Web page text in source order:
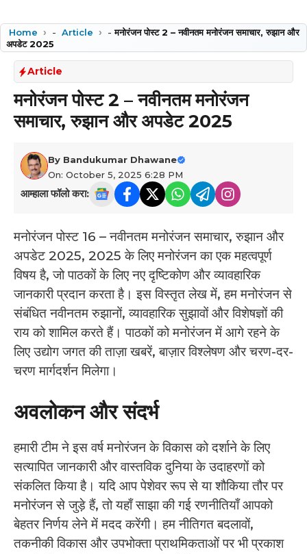
Home - Article -मनोरंजन पोस्ट 2 – नवीनतम मनोरंजन समाचार, रुझान और
अपडेट 2025
Article
मनोरंजन पोस्ट 2 – नवीनतम मनोरंजन
समाचार, रुझान और अपडेट 2025
By Bandukumar Dhawane
On: October 5, 2025 6:28 PM
आम्हाला फॉलो करा:
मनोरंजन पोस्ट 16 – नवीनतम मनोरंजन समाचार, रुझान और
अपडेट 2025, 2025 के लिए मनोरंजन का एक महत्वपूर्ण
विषय है, जो पाठकों के लिए नए दृष्टिकोण और व्यावहारिक
जानकारी प्रदान करता है। इस विस्तृत लेख में, हम मनोरंजन से
संबंधित नवीनतम रुझानों, व्यावहारिक सुझावों और विशेषज्ञों की
राय को शामिल करते हैं। पाठकों को मनोरंजन में आगे रहने के
लिए उद्योग जगत की ताज़ा खबरें, बाज़ार विश्लेषण और चरण-दर-
चरण मार्गदर्शन मिलेगा।
अवलोकन और संदर्भ
हमारी टीम ने इस वर्ष मनोरंजन के विकास को दर्शाने के लिए
सत्यापित जानकारी और वास्तविक दुनिया के उदाहरणों को
संकलित किया है। यदि आप पेशेवर रूप से या शौकिया तौर पर
मनोरंजन से जुड़े हैं, तो यहाँ साझा की गई रणनीतियाँ आपको
बेहतर निर्णय लेने में मदद करेंगी। हम नीतिगत बदलावों,
तकनीकी विकास और उपभोक्ता प्राथमिकताओं पर भी प्रकाश